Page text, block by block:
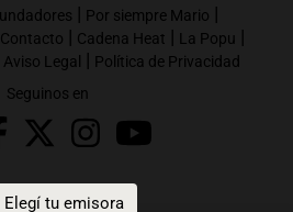
Elegí tu emisora
| Por siempre Mario |
Contacto | Cadena Heat | La Popu |
Aviso Legal | Política de Privacidad
Seguinos en